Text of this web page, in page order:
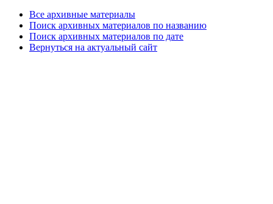
Все архивные материалы
Поиск архивных материалов по названию
Поиск архивных материалов по дате
Вернуться на актуальный сайт